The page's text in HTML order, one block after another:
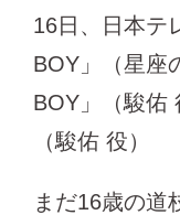
16日、日本テ
BOY」（星座
BOY」（駿佑
（駿佑 役）
まだ16歳の道